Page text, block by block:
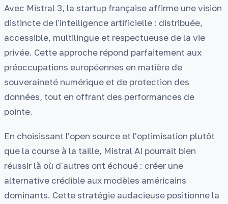
Avec Mistral 3, la startup française affirme une vision
distincte de l'intelligence artificielle : distribuée,
accessible, multilingue et respectueuse de la vie
privée. Cette approche répond parfaitement aux
préoccupations européennes en matière de
souveraineté numérique et de protection des
données, tout en offrant des performances de
pointe.
En choisissant l'open source et l'optimisation plutôt
que la course à la taille, Mistral AI pourrait bien
réussir là où d'autres ont échoué : créer une
alternative crédible aux modèles américains
dominants. Cette stratégie audacieuse positionne la